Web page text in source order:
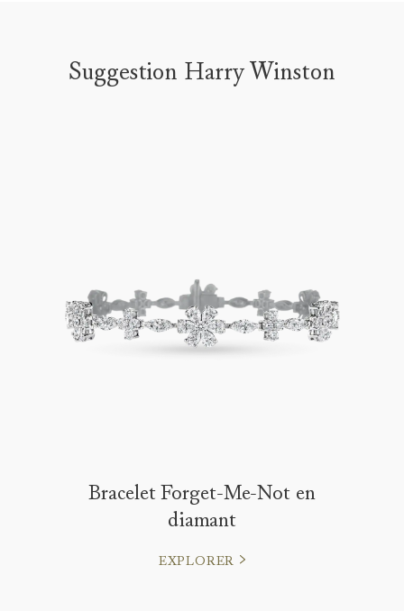
Suggestion Harry Winston
Bracelet Forget-Me-Not en
diamant
EXPLORER